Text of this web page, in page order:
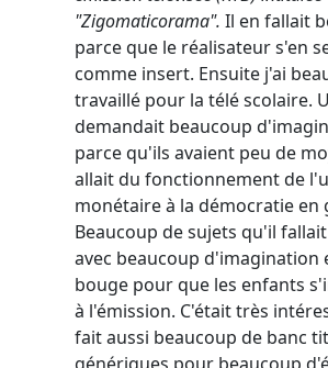
"Zigomaticorama". Il en fallait
parce que le réalisateur s'en
comme insert. Ensuite j'ai
travaillé pour la télé scolaire.
demandait beaucoup
parce qu'ils avaient peu de
allait du fonctionnement de
monétaire à la démocratie en
Beaucoup de sujets qu'il
avec beaucoup d'imagination
bouge pour que les enfants
à l'émission. C'était très
fait aussi beaucoup de banc